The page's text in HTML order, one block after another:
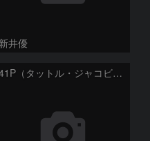
新井優
41P（タットル・ジャコビニ・クレサック彗星）